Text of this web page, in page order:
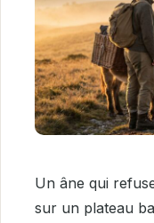
Un âne qui
sur un plateau